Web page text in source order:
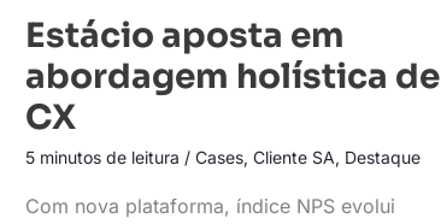
Estácio aposta em
abordagem holística de
CX
5 minutos de leitura / Cases, Cliente SA, Destaque
Com nova plataforma, índice NPS evolui
Estácio
aposta
em
abordagem
holística
de